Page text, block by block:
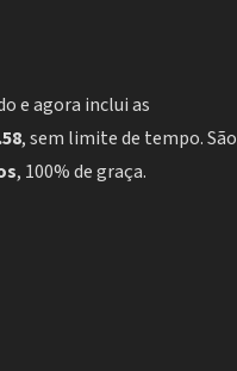
e agora inclui as
, sem limite de tempo. São
, 100% de graça.